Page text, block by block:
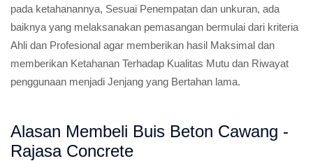
pada ketahanannya, Sesuai Penempatan dan unkuran, ada
baiknya yang melaksanakan pemasangan bermulai dari kriteria
Ahli dan Profesional agar memberikan hasil Maksimal dan
memberikan Ketahanan Terhadap Kualitas Mutu dan Riwayat
penggunaan menjadi Jenjang yang Bertahan lama.
Alasan Membeli Buis Beton Cawang -
Rajasa Concrete